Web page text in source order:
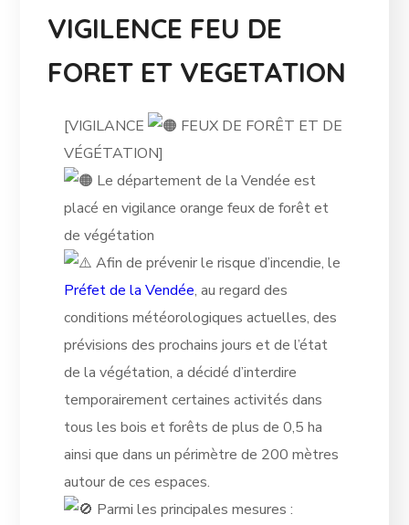
VIGILENCE FEU DE
FORET ET VEGETATION
[VIGILANCE
FEUX DE FORÊT ET DE
VÉGÉTATION]
Le département de la Vendée est
placé en vigilance orange feux de forêt et
de végétation
Afin de prévenir le risque d’incendie, le
Préfet de la Vendée, au regard des
conditions météorologiques actuelles, des
prévisions des prochains jours et de l’état
de la végétation, a décidé d’interdire
temporairement certaines activités dans
tous les bois et forêts de plus de 0,5 ha
ainsi que dans un périmètre de 200 mètres
autour de ces espaces.
Parmi les principales mesures :